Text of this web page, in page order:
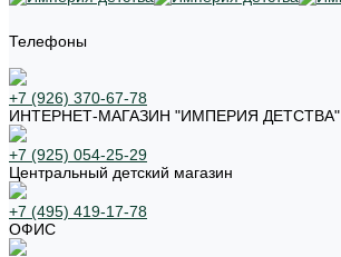
Телефоны
+7 (926) 370-67-78
ИНТЕРНЕТ-МАГАЗИН "ИМПЕРИЯ ДЕТСТВА"
+7 (925) 054-25-29
Центральный детский магазин
+7 (495) 419-17-78
ОФИС